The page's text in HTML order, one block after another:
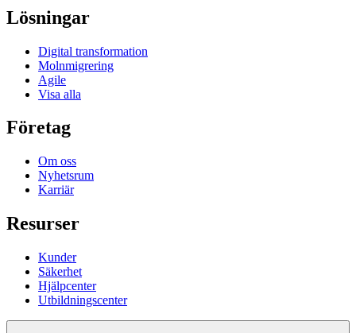
Lösningar
Digital transformation
Molnmigrering
Agile
Visa alla
Företag
Om oss
Nyhetsrum
Karriär
Resurser
Kunder
Säkerhet
Hjälpcenter
Utbildningscenter